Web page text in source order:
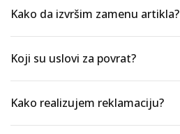
Kako da izvršim zamenu artikla?
Koji su uslovi za povrat?
Kako realizujem reklamaciju?